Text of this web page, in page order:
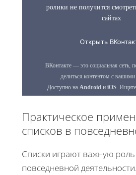
Практическое
списков в
Списки играют важную
повседневной